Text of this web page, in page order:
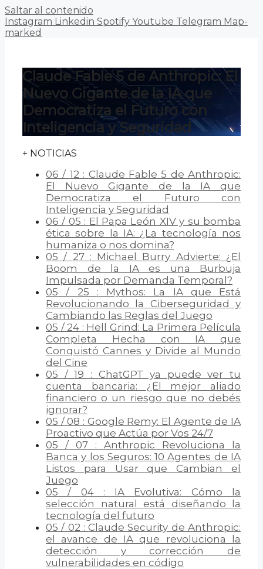
Saltar al contenido
Instagram Linkedin Spotify Youtube Telegram Map-
marked
Claude Fable 5 de Anthropic: El
Nuevo Gigante de la IA que
Democratiza el Futuro con
Inteligencia y Seguridad
+ NOTICIAS
06/ 12 : Claude Fable 5 de Anthropic:
El Nuevo Gigante de la IA que
Democratiza el Futuro con
Inteligencia y Seguridad
06/ 05 : El Papa León XIV y su bomba
ética sobre la IA: ¿La tecnología nos
humaniza o nos domina?
05/ 27 : Michael Burry Advierte: ¿El
Boom de la IA es una Burbuja
Impulsada por Demanda Temporal?
05/ 25 :
Mythos: La IA que Está
Revolucionando la Ciberseguridad y
Cambiando las Reglas del Juego
05 / 24 : Hell Grind: La Primera Película
Completa Hecha con IA que
Conquistó Cannes y Divide al Mundo
del Cine
05 / 19 : ChatGPT ya puede ver tu
cuenta bancaria: ¿El mejor aliado
financiero o un riesgo que no debés
ignorar?
05 / 08 : Google Remy: El Agente de IA
Proactivo que Actúa por Vos 24/7
05 / 07 :
Anthropic Revoluciona la
Banca y los Seguros: 10 Agentes de IA
Listos para Usar que Cambian el
Juego
05/ 04 :
IA Evolutiva: Cómo la
selección natural está diseñando la
tecnología del futuro
05/ 02 : Claude Security de Anthropic:
el avance de IA que revoluciona la
detección y corrección de
vulnerabilidades en código